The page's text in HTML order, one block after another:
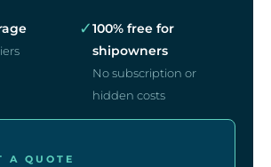
✓100% free for
shipowners
No subscription or
hidden costs
A QUOTE